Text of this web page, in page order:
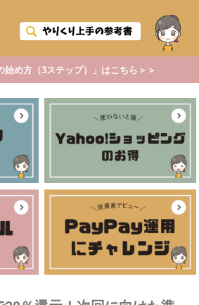
始め方（3ステップ）」はこちら＞＞